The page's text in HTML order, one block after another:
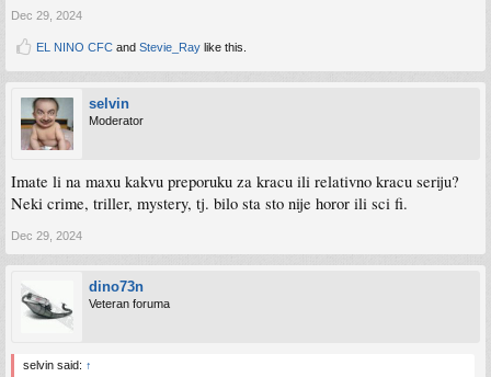
Dec 29, 2024
EL NINO CFC and Stevie_Ray like this.
selvin
Moderator
Imate li na maxu kakvu preporuku za kracu ili relativno kracu seriju?
Neki crime, triller, mystery, tj. bilo sta sto nije horor ili sci fi.
Dec 29, 2024
dino73n
Veteran foruma
selvin said: ↑